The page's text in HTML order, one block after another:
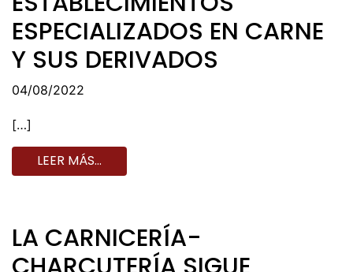
ESPECIALIZADOS EN CARNE
Y SUS DERIVADOS
04/08/2022
[…]
LEER MÁS…
LA CARNICERÍA-